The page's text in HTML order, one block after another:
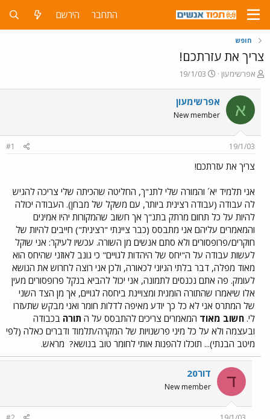
התחבר הירשם
חופש
צריך את עזרתכם!
פ
ח
ה
ו
ש
אפרשימעון
פ
ס
ם
ת
י
19/1/03
א אפרשימעון
New member
19/1/03
#1
צריך את עזרתכם!
אני תלמיד יא´ והמורה שלי לתנ"ך, החליטה שהכיתה שלי צריכה להגיש
לה עבודה (עבודה רצינית ביותר, עם משקל של מבחן). העבודה יכולה
להיות על כל תחום מרתק בתנ"ך אך חשוב שהמקורות יהיו אמינים
והמאמרים עליהם אני מתבסס (כבר ציינתי "רצינית") חייבים להיות של
חוקרים/פרופסורים ולא סתם אנשים מן השורה. עכשיו לעיקר: אני שוקל
לעשות עבודה על ה"יחס של היהדות לגויים" כי גונב לאוזני שהיחס הוא
מאוד מפלה, דבר בלתי הגיוני לכאורה, ולכן אני רוצה לחרוש את הנושא
לעומק. פה אתם נכנסים לתמונה, אני יכול להביא בנקל פרופסורים מעין
אלו שיאמרו שהתורה הומנית ומצויינת ביחסה לגויים, אך מן הצד השני
של המתרס אני לא כל כך יודע מאיפה לדלות חומר ואני מבקש שתעזרו
לי. חשוב מאוד המאמרים צריכים להתבסס על ה תורה בכבודה
ובעצמה ולא על כל מיני פרשנויות של המקרה/תלמוד ודברים כאלה (לפי
מיטב הבנתי)... תוכלו להפנות אותי לחומר טוב בנושא? מראש.
ד דור20
New member